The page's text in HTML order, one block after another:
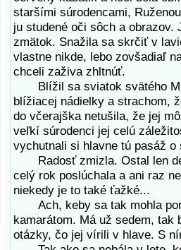
staršími súrodencami,
ju studené oči sôch a
zmätok. Snažila sa skrčiť v
vlastne nikde, lebo zovšadiaľ
chceli zaživa zhltnúť.
Blížil sa sviatok svätého
blížiacej nádielky a strachom,
do včerajška netušila, že jej
veľkí súrodenci jej celú
vychutnali si hlavne tú pasáž
Radosť zmizla. Ostal len
celý rok poslúchala a ani raz
niekedy je to také ťažké...
Ach, keby sa tak mohla
kamarátom. Má už sedem,
otázky, čo jej vírili v hlave. S